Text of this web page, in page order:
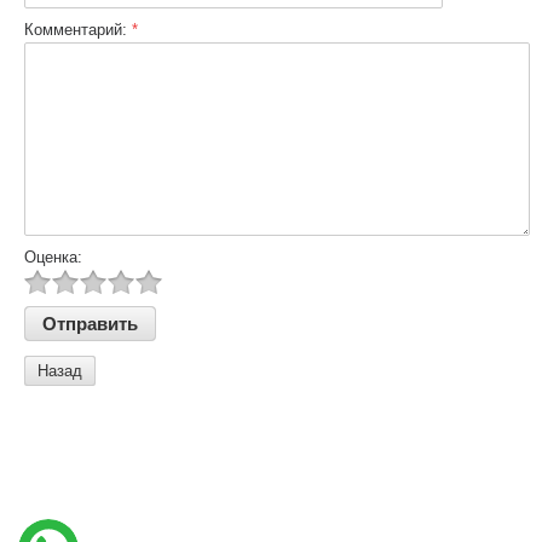
Комментарий: *
Оценка:
Назад